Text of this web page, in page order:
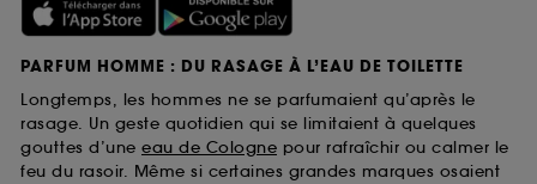
PARFUM HOMME : DU RASAGE À L’EAU DE TOILETTE
Longtemps, les hommes ne se parfumaient qu’après le
rasage. Un geste quotidien qui se limitaient à quelques
gouttes d’une eau de Cologne pour rafraîchir ou calmer le
feu du rasoir. Même si certaines grandes marques osaient